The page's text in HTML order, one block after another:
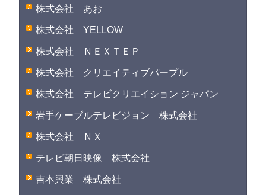
株式会社 あお
株式会社 YELLOW
株式会社 ＮＥＸＴＥＰ
株式会社 クリエイティブパープル
株式会社 テレビクリエイション ジャパン
岩手ケーブルテレビジョン 株式会社
株式会社 ＮＸ
テレビ朝日映像 株式会社
吉本興業 株式会社